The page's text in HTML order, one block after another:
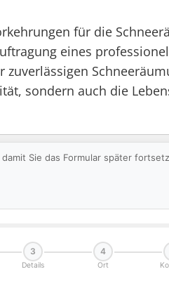
für die
eines
sondern auch die
Sie das Formular später
3
Details
4
Ort